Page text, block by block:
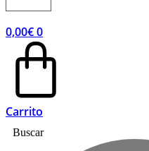
0,00€0
Carrito
Buscar